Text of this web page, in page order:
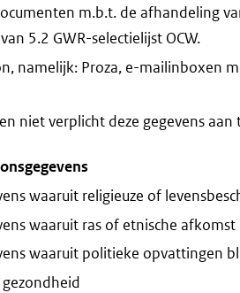
m.b.t. de afhandeling
5.2 GWR-selectielijst OCW.
namelijk: Proza, e-mailinboxen
niet verplicht deze gegevens aan
waaruit religieuze of
waaruit ras of etnische
waaruit politieke opvattingen
gezondheid